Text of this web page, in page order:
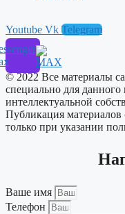
Youtube Vk Telegram
© 2022 Все материалы
специально для данного
интеллектуальной
Публикация
только при указании
Ваше имя
Телефон